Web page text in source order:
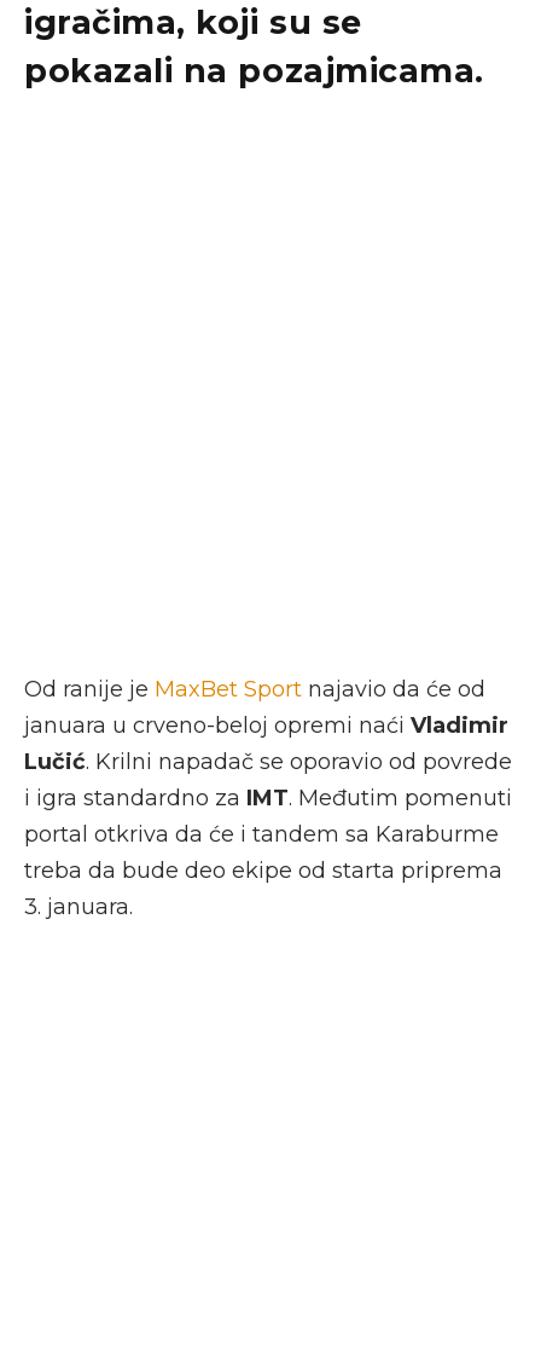
igračima, koji su se
pokazali na pozajmicama.
Od ranije je MaxBet Sport najavio da će od
januara u crveno-beloj opremi naći Vladimir
Lučić. Krilni napadač se oporavio od povrede
i igra standardno za IMT. Međutim pomenuti
portal otkriva da će i tandem sa Karaburme
treba da bude deo ekipe od starta priprema
3. januara.